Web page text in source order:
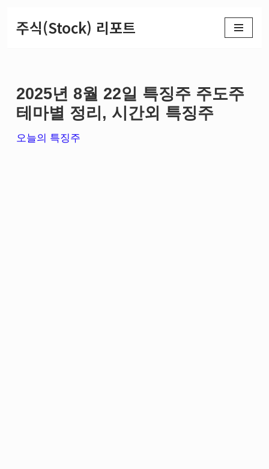
로
건
너
주식(Stock) 리포트
2025년 8월 22일 특징주 주도주
테마별 정리, 시간외 특징주
오늘의 특징주